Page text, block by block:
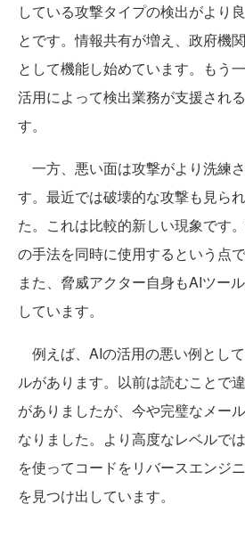
している攻撃タイプの検出がより
とです。情報共有が増え、政府機
として機能し始めています。もう
活用によって検出業務が支援され
す。
一方、悪い面は攻撃がより洗練
す。最近では破壊的な攻撃も見ら
た。これは比較的新しい現象です
の手法を同時に使用するという点
また、脅威アクター自身もAIツー
しています。
例えば、AIの活用の悪い例とし
ルがあります。以前は読むことで
がありましたが、今や完璧なメー
なりました。より高度なレベルで
を使ってコードをリバースエンジ
を見つけ出しています。